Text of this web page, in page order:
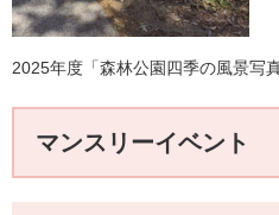
2025年度「森林公園四季の風景写
マンスリーイベント